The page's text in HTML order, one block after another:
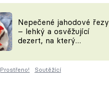
Videorecepty
TEĎ VAŘÍ ŠÉF!
ČESKO NA TALÍŘI
Nepečené jahodové řezy
– lehký a osvěžující
dezert, na který
Prostřeno! Soutěžící